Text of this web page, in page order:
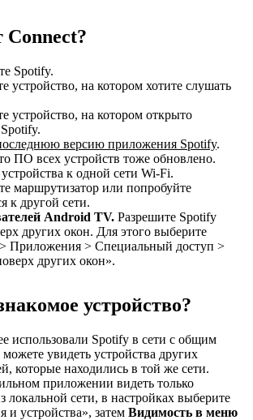
Connect?
Spotify.
устройство, на котором хотите слушать
устройство, на котором открыто
версию приложения Spotify.
ПО всех устройств тоже обновлено.
к одной сети Wi-Fi.
маршрутизатор или попробуйте
к другой сети.
Android TV. Разрешите Spotify
других окон. Для этого выберите
Приложения > Специальный доступ >
других окон».
устройство?
использовали Spotify в сети с общим
увидеть устройства других
которые находились в той же сети.
приложении видеть только
локальной сети, в настройках выберите
и устройства», затем Видимость в меню